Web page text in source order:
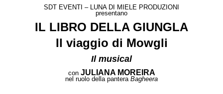
SDT EVENTI – LUNA DI MIELE PRODUZIONI
presentano
IL LIBRO DELLA GIUNGLA
Il viaggio di Mowgli
Il musical
con JULIANA MOREIRA
nel ruolo della pantera Bagheera